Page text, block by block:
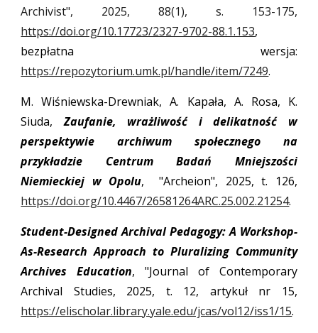
Archivist", 2025, 88(1), s. 153-175,
https://doi.org/10.17723/2327-9702-88.1.153,
bezpłatna wersja:
https://repozytorium.umk.pl/handle/item/7249.
M. Wiśniewska-Drewniak, A. Kapała, A. Rosa, K.
Siuda,Zaufanie, wrażliwość i delikatność w
perspektywie archiwum społecznego na
przykładzie Centrum Badań Mniejszości
Niemieckiej w Opolu, "Archeion", 2025, t. 126,
https://doi.org/10.4467/26581264ARC.25.002.21254.
Student-Designed Archival Pedagogy: A Workshop-
As-Research Approach to Pluralizing Community
Archives Education, "Journal of Contemporary
Archival Studies, 2025, t. 12, artykuł nr 15,
https://elischolar.library.yale.edu/jcas/vol12/iss1/15.